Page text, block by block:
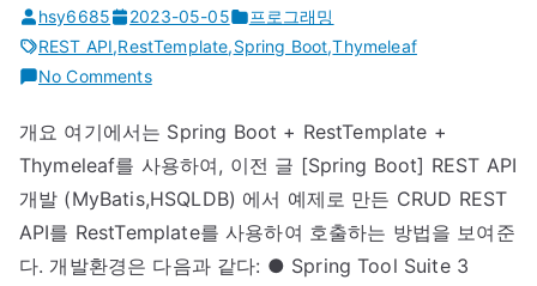
hsy6685 2023-05-05
프로그래밍
REST API,RestTemplate,Spring Boot,Thymeleaf
No Commentson
Boot]
REST
API
호
출
개요 여기에서는 Spring Boot + RestTemplate +
Thymeleaf를 사용하여, 이전 글 [Spring Boot] REST API
개발 (MyBatis,HSQLDB) 에서 예제로 만든 CRUD REST
API를 RestTemplate를 사용하여 호출하는 방법을 보여준
다. 개발환경은 다음과 같다: ● Spring Tool Suite 3